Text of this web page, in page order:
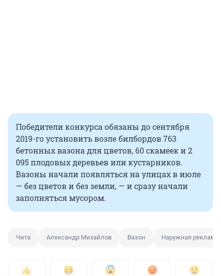
Победители конкурса обязаны до сентября
2019-го установить возле билбордов 763
бетонных вазона для цветов, 60 скамеек и 2
095 плодовых деревьев или кустарников.
Вазоны начали появляться на улицах в июле
— без цветов и без земли, — и сразу начали
заполняться мусором.
Чита Александр Михайлов Вазон Наружная реклама